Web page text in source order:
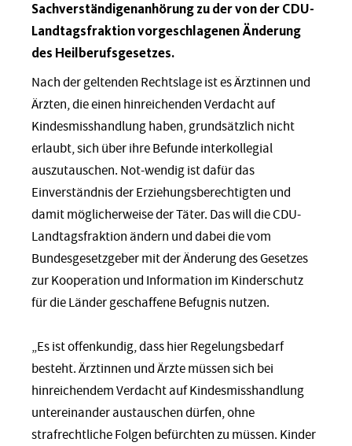
Sachverständigenanhörung zu der von der CDU-
Landtagsfraktion vorgeschlagenen Änderung
des Heilberufsgesetzes.
Nach der geltenden Rechtslage ist es Ärztinnen und
Ärzten, die einen hinreichenden Verdacht auf
Kindesmisshandlung haben, grundsätzlich nicht
erlaubt, sich über ihre Befunde interkollegial
auszutauschen. Not-wendig ist dafür das
Einverständnis der Erziehungsberechtigten und
damit möglicherweise der Täter. Das will die CDU-
Landtagsfraktion ändern und dabei die vom
Bundesgesetzgeber mit der Änderung des Gesetzes
zur Kooperation und Information im Kinderschutz
für die Länder geschaffene Befugnis nutzen.
„Es ist offenkundig, dass hier Regelungsbedarf
besteht. Ärztinnen und Ärzte müssen sich bei
hinreichendem Verdacht auf Kindesmisshandlung
untereinander austauschen dürfen, ohne
strafrechtliche Folgen befürchten zu müssen. Kinder